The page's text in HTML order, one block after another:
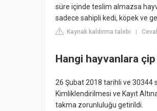
süre içinde teslim almazsa
sadece sahipli kedi, köpek ve
Kaynak kaldırma talebi |
Hangi hayvanlara
26 Şubat 2018 tarihli ve 30344
Kimliklendirilmesi ve Kayıt
takma zorunluluğu getirildi.